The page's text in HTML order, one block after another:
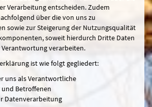
Verarbeitung entscheiden. Zudem
über die von uns zu
sowie zur Steigerung der Nutzungsqualität
soweit hierdurch Dritte Daten
verarbeiten.
ist wie folgt gegliedert:
uns als Verantwortliche
und Betroffenen
Datenverarbeitung